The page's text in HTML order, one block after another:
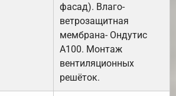
фасад). Влаго-
ветрозащитная
мембрана- Ондутис
А100. Монтаж
вентиляционных
решёток.